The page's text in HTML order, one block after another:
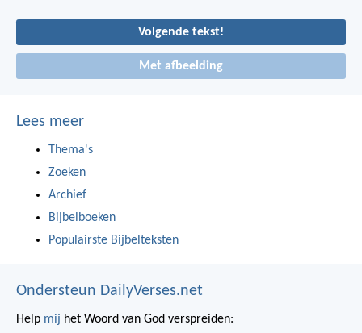
Volgende tekst!
Met afbeelding
Lees meer
Thema's
Zoeken
Archief
Bijbelboeken
Populairste Bijbelteksten
Ondersteun DailyVerses.net
Help mij het Woord van God verspreiden: